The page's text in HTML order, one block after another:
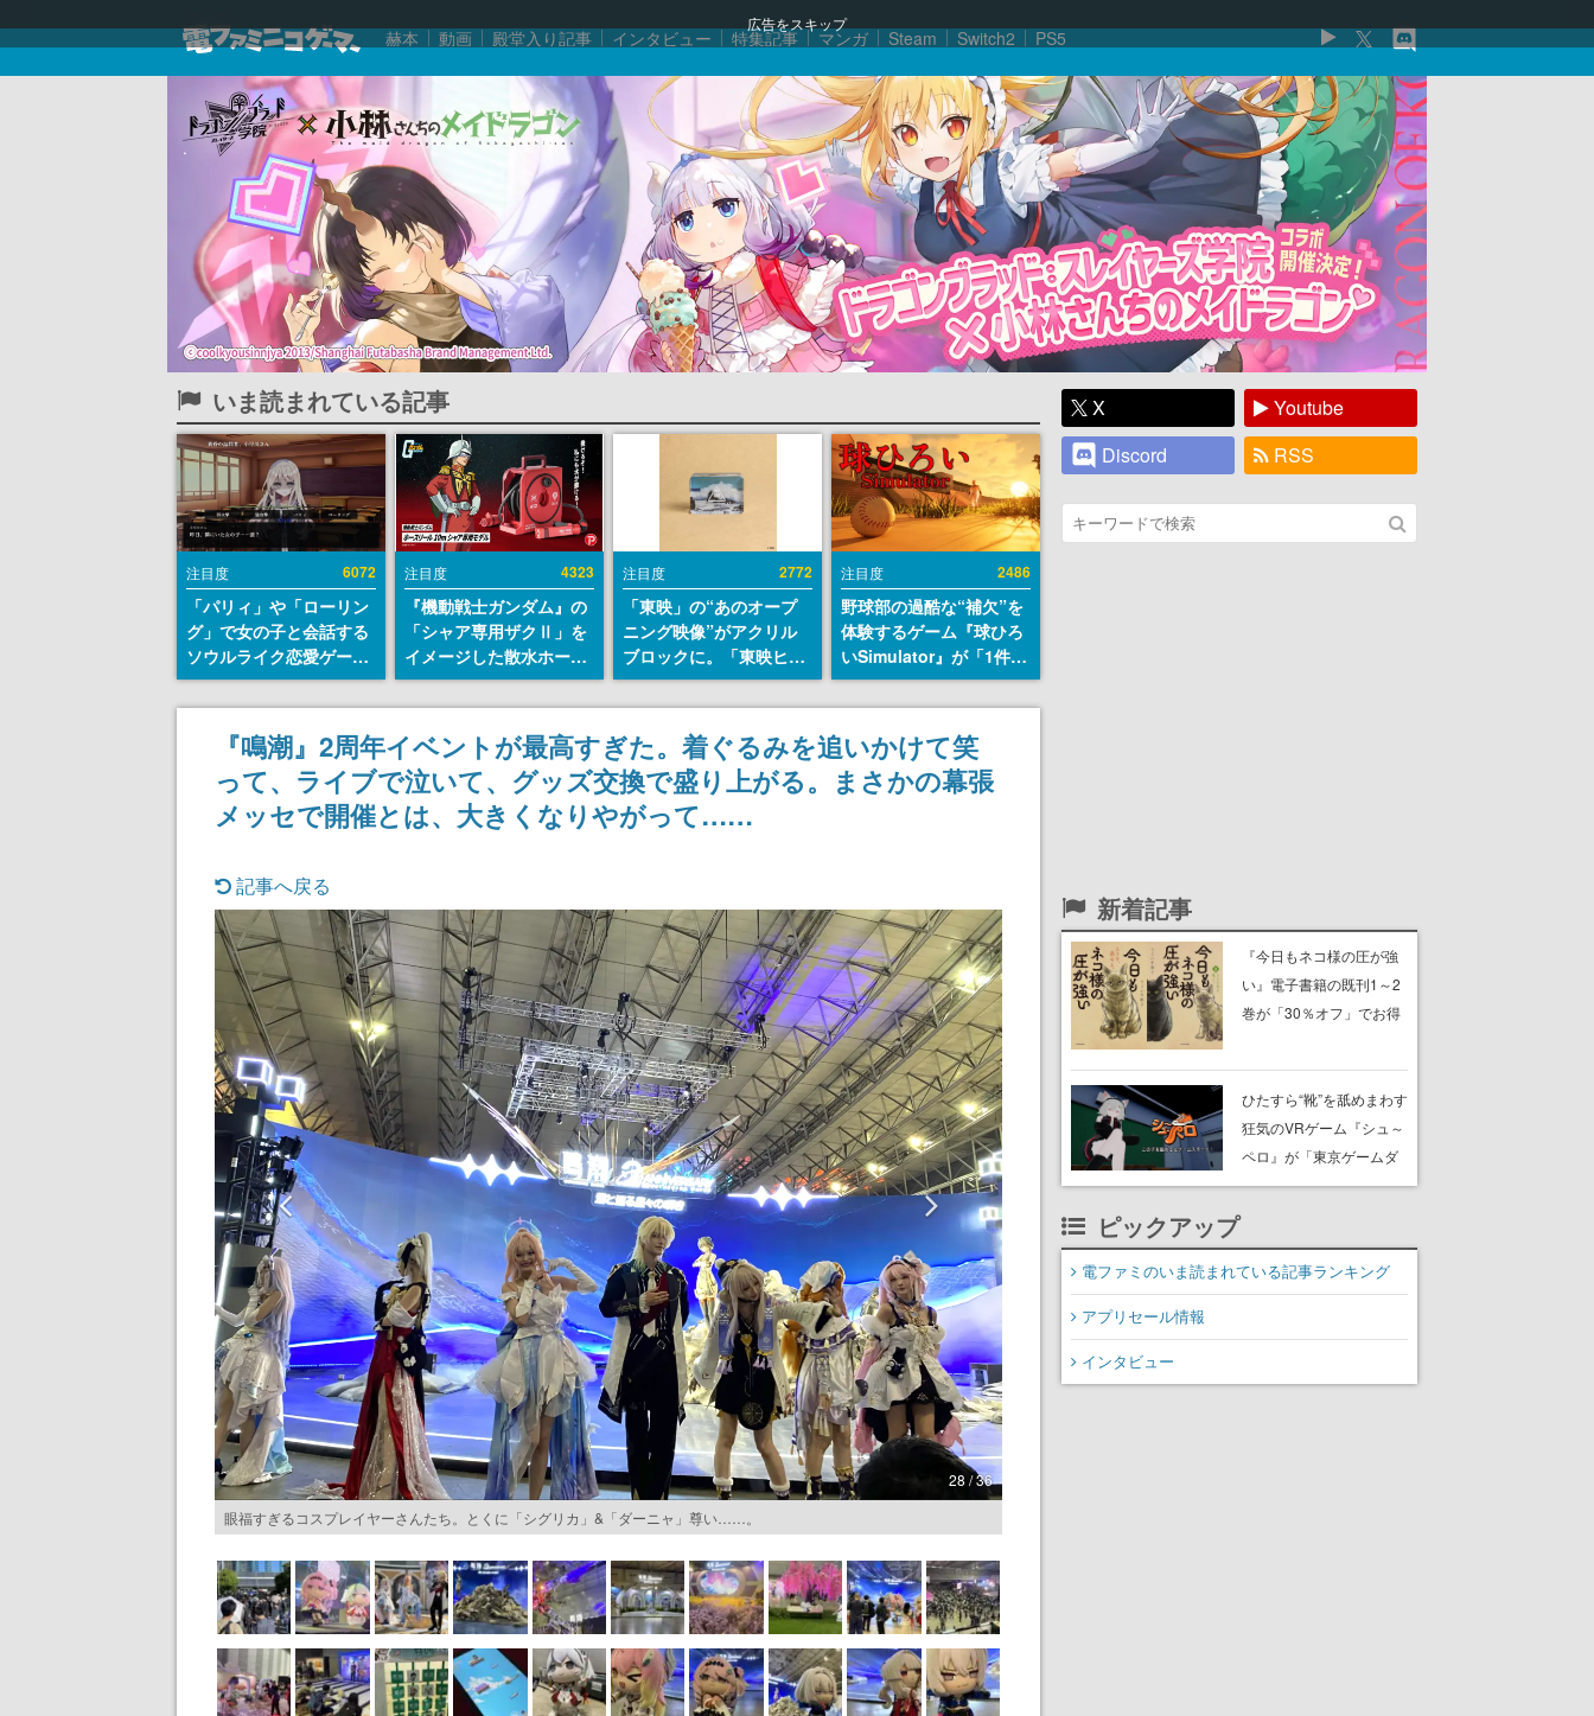
広告をスキップ
赫本 動画 殿堂入り記事 インタビュー 特集記事 マンガ Steam Switch2 PS5
いま読まれている記事
注目度 6072
「パリィ」や「ローリン
グ」で女の子と会話する
ソウルライク恋愛ゲーム
『小早川さんはソウルラ
イク』無料公開。返事に
失敗すると「YOU
DIED」
注目度 4323
『機動戦士ガンダム』の
「シャア専用ザクⅡ」を
イメージした散水ホース
リールが予約開始。本体
にはシャアのパーソナル
マークやジオン公国軍の
エンブレム、型式番号な
どを配置
注目度 2772
「東映」の“あのオープ
ニング映像”がアクリル
ブロックに。「東映ヒス
トリカル グッズコレクシ
ョン」が8月下旬より発
売
注目度 2486
野球部の過酷な“補欠”を
体験するゲーム『球ひろ
いSimulator』が「1件」
のウィッシュリストをも
とにチェコ語に対応し
SNSで話題に。『キング
ダム・カム』開発元やチ
ェコのプロ野球選手から
『鳴潮』2周年イベントが最高すぎた。着ぐるみを追いかけて笑
って、ライブで泣いて、グッズ交換で盛り上がる。まさかの幕張
メッセで開催とは、大きくなりやがって……
記事へ戻る
28 / 36
眼福すぎるコスプレイヤーさんたち。とくに「シグリカ」&「ダーニャ」尊い……。
X
Youtube
Discord
RSS
新着記事
『今日もネコ様の圧が強
い』電子書籍の既刊1～2
巻が「30％オフ」でお得
たネコたちと、ネコを溺
愛する人間のすれ違いを
描く
ひたすら“靴”を舐めまわす
狂気のVRゲーム『シュ～
ペロ』が「東京ゲームダ
ンジョン」に展示中。キ
前のめり。公式アカウン
トも開設され、2026年リ
ピックアップ
電ファミのいま読まれている記事ランキング
アプリセール情報
インタビュー